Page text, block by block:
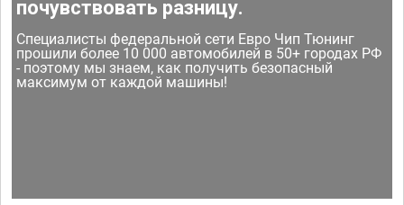
почувствовать разницу.
Специалисты федеральной сети Евро Чип Тюнинг
прошили более 10 000 автомобилей в 50+ городах РФ
- поэтому мы знаем, как получить безопасный
максимум от каждой машины!